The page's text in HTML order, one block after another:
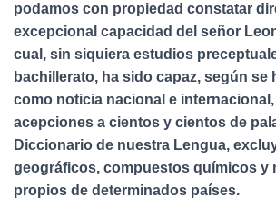
podamos con propiedad constatar
excepcional capacidad del señor
cual, sin siquiera estudios
bachillerato, ha sido capaz, según se
como noticia nacional e
acepciones a cientos y cientos de
Diccionario de nuestra Lengua,
geográficos, compuestos químicos y
propios de determinados países.